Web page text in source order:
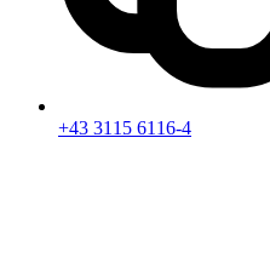
+43 3115 6116-4